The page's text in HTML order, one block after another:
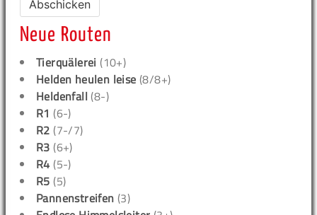
Neue Routen
Tierquälerei (10+)
Helden heulen leise (8/8+)
Heldenfall (8-)
R1 (6-)
R2 (7-/7)
R3 (6+)
R4 (5-)
R5 (5)
Pannenstreifen (3)